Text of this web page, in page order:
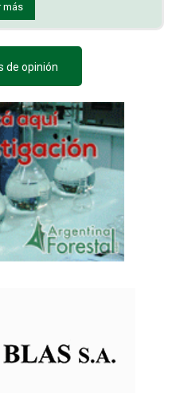
más
de opinión